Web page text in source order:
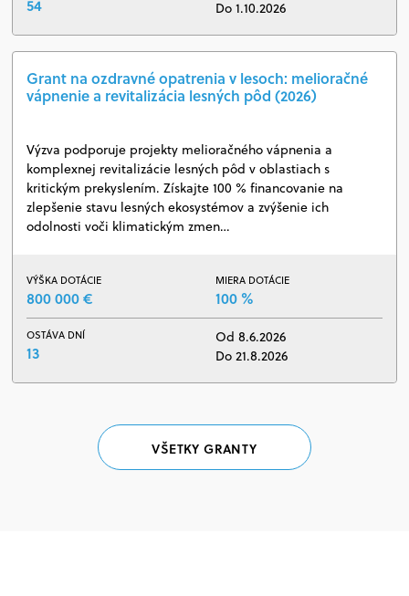
54
Do 1.10.2026
Grant na ozdravné opatrenia v lesoch: melioračné
vápnenie a revitalizácia lesných pôd (2026)
Výzva podporuje projekty melioračného vápnenia a
komplexnej revitalizácie lesných pôd v oblastiach s
kritickým prekyslením. Získajte 100 % financovanie na
zlepšenie stavu lesných ekosystémov a zvýšenie ich
odolnosti voči klimatickým zmen…
VÝŠKA DOTÁCIE
800 000 €
MIERA DOTÁCIE
100 %
OSTÁVA DNÍ
13
Od 8.6.2026
Do 21.8.2026
VŠETKY GRANTY